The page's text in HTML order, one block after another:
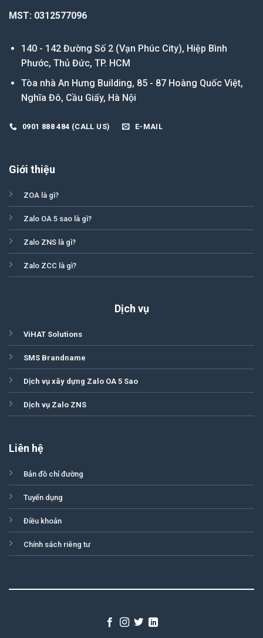
MST: 0312577096
140 - 142 Đường Số 2 (Vạn Phúc City), Hiệp Bình
Phước, Thủ Đức, TP. HCM
Tòa nhà An Hưng Building, 85 - 87 Hoàng Quốc Việt,
Nghĩa Đô, Cầu Giấy, Hà Nội
0901 888 484 (CALL US) E-MAIL
Giới thiệu
ZOA là gì?
Zalo OA 5 sao là gì?
Zalo ZNS là gì?
Zalo ZCC là gì?
Dịch vụ
ViHAT Solutions
SMS Brandname
Dịch vụ xây dựng Zalo OA 5 Sao
Dịch vụ Zalo ZNS
Liên hệ
Bản đồ chỉ đường
Tuyển dụng
Điều khoản
Chính sách riêng tư